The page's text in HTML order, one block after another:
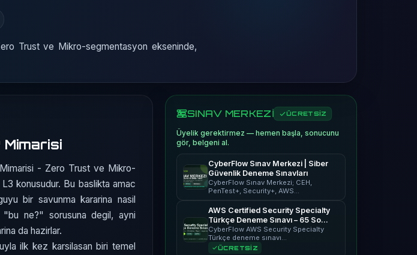
Trust ve Mikro-segmentasyon ekseninde,
- Zero Trust ve Mikro-
konusudur. Bu baslikta amac
bir savunma kararina nasil
ne?" sorusuna degil, ayni
da hazirlar.
ilk kez karsilasan biri temel
SINAV MERKEZİ ÜCRETSİZ
Üyelik gerektirmez — hemen başla, sonucunu
gör, belgeni al.
CyberFlow Sınav Merkezi | Siber
Güvenlik Deneme Sınavları
CyberFlow Sınav Merkezi; CEH,
PenTest+, Security+, AWS…
AWS Certified Security Specialty
Türkçe Deneme Sınavı – 65 Soru
| CyberFlow
CyberFlow AWS Security Specialty
Türkçe deneme sınavı…
ÜCRETSİZ